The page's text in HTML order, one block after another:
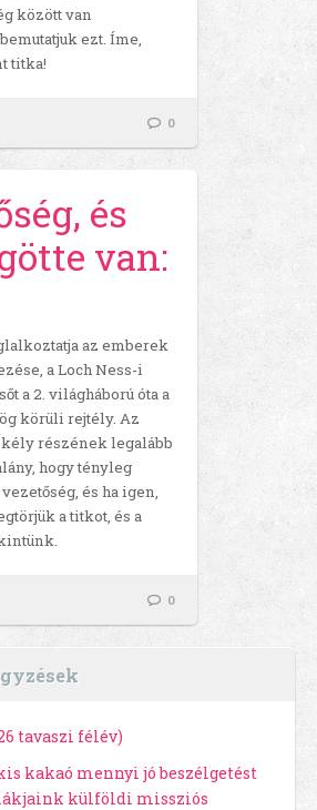
között van
ezt. Íme,
titka!
0
és
van:
az emberek
a Loch Ness-i
a 2. világháború óta a
körüli rejtély. Az
részének legalább
hogy tényleg
és ha igen,
a titkot, és a
0
tavaszi félév)
kakaó mennyi jó beszélgetést
külföldi missziós